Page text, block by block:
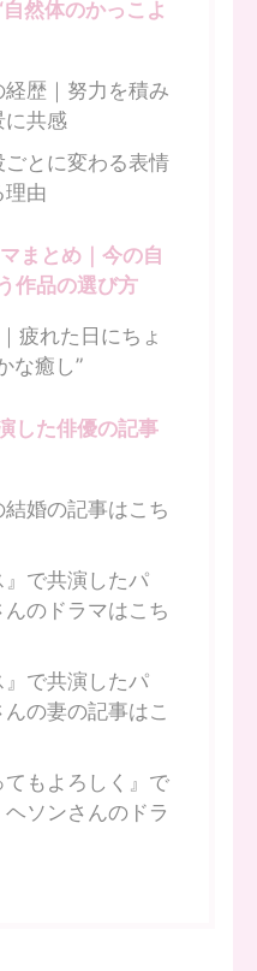
然体のかっこよ
歴｜努力を積み
に共感
とに変わる表情
理由
まとめ｜今の自
作品の選び方
疲れた日にちょ
な癒し”
した俳優の記事
婚の記事はこち
』で共演したパ
のドラマはこち
』で共演したパ
の妻の記事はこ
てもよろしく』で
ソンさんのドラ